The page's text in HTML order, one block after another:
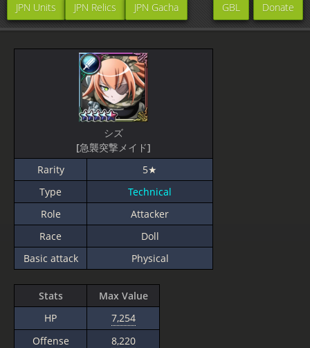
JPN Units JPN Relics JPN Gacha Donate
GBL
シズ
[急襲突撃メイド]
Rarity
5★
Type
Technical
Role
Attacker
Race
Doll
Basic attack
Physical
Stats
Max Value
HP
7,254
Offense
8,220